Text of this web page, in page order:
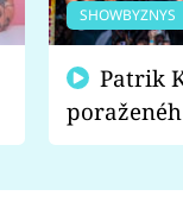
SHOWBYZNYS
fanoušci